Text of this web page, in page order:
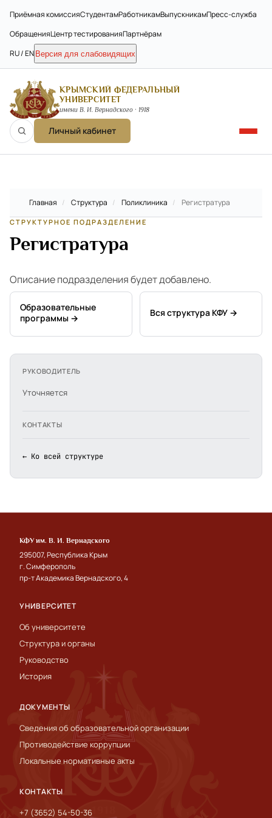
Приёмная комиссияСтудентамРаботникамВыпускникамПресс-служба
ОбращенияЦентр тестированияПартнёрам
RU / EN Версия для слабовидящих
КРЫМСКИЙ ФЕДЕРАЛЬНЫЙ
УНИВЕРСИТЕТ
имени В. И. Вернадского · 1918
Личный кабинет
Главная / Структура / Поликлиника / Регистратура
СТРУКТУРНОЕ ПОДРАЗДЕЛЕНИЕ
Регистратура
Описание подразделения будет добавлено.
Образовательные
программы →
Вся структура КФУ →
РУКОВОДИТЕЛЬ
Уточняется
КОНТАКТЫ
← Ко всей структуре
КФУ им. В. И. Вернадского
295007, Республика Крым
г. Симферополь
пр-т Академика Вернадского, 4
УНИВЕРСИТЕТ
Об университете
Структура и органы
Руководство
История
ДОКУМЕНТЫ
Сведения об образовательной организации
Противодействие коррупции
Локальные нормативные акты
КОНТАКТЫ
+7 (3652) 54-50-36